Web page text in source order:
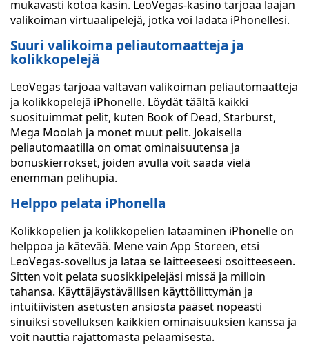
mukavasti kotoa käsin. LeoVegas-kasino tarjoaa laajan
valikoiman virtuaalipelejä, jotka voi ladata iPhonellesi.
Suuri valikoima peliautomaatteja ja
kolikkopelejä
LeoVegas tarjoaa valtavan valikoiman peliautomaatteja
ja kolikkopelejä iPhonelle. Löydät täältä kaikki
suosituimmat pelit, kuten Book of Dead, Starburst,
Mega Moolah ja monet muut pelit. Jokaisella
peliautomaatilla on omat ominaisuutensa ja
bonuskierrokset, joiden avulla voit saada vielä
enemmän pelihupia.
Helppo pelata iPhonella
Kolikkopelien ja kolikkopelien lataaminen iPhonelle on
helppoa ja kätevää. Mene vain App Storeen, etsi
LeoVegas-sovellus ja lataa se laitteeseesi osoitteeseen.
Sitten voit pelata suosikkipelejäsi missä ja milloin
tahansa. Käyttäjäystävällisen käyttöliittymän ja
intuitiivisten asetusten ansiosta pääset nopeasti
sinuiksi sovelluksen kaikkien ominaisuuksien kanssa ja
voit nauttia rajattomasta pelaamisesta.